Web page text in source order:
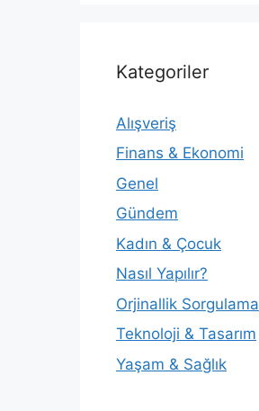
Kategoriler
Alışveriş
Finans & Ekonomi
Genel
Gündem
Kadın & Çocuk
Nasıl Yapılır?
Orjinallik Sorgulama
Teknoloji & Tasarım
Yaşam & Sağlık